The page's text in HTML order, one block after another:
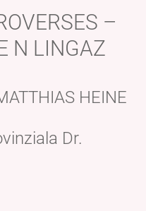
–
N LINGAZ
HEINE
Dr.